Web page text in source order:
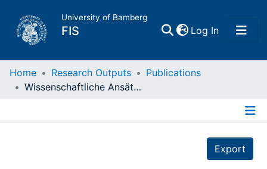
University of Bamberg
FIS Log In(current)
Home
Home Research Outputs
Publications
Wissenschaftliche Ansätze zur Identifikation und Messung digitaler Kompetenzen
Export